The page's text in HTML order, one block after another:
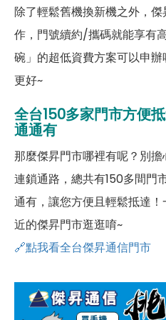
除了輕鬆舊機換新機之外，
作，門號續約/攜碼就能享有
碗」的超低資費方案可以申
更好~
全台150多家門市方便
通通有
那麼傑昇門市哪裡有呢？別
連鎖通路，總共有150多間門
通有，讓您方便且輕鬆抵達
近的傑昇門市逛逛唷~
🔗點我看全台傑昇通信門市